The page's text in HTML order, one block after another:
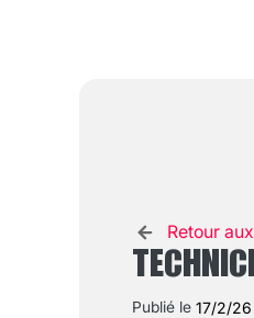
Retour
Publié le 17/2/26